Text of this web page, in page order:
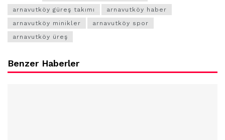
arnavutköy güreş takımı
arnavutköy haber
arnavutköy minikler
arnavutköy spor
arnavutköy üreş
Benzer Haberler